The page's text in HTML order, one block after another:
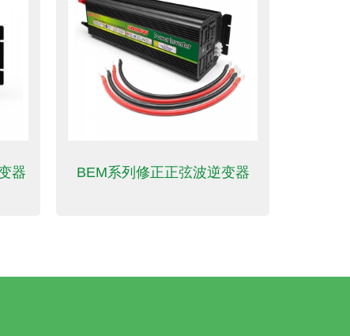
器 BEM系列修正正弦波逆变器